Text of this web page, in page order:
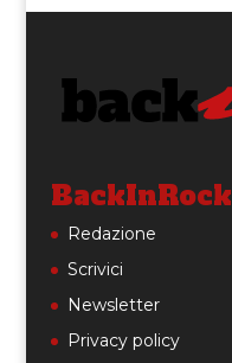
BackInRock
Redazione
Scrivici
Newsletter
Privacy policy